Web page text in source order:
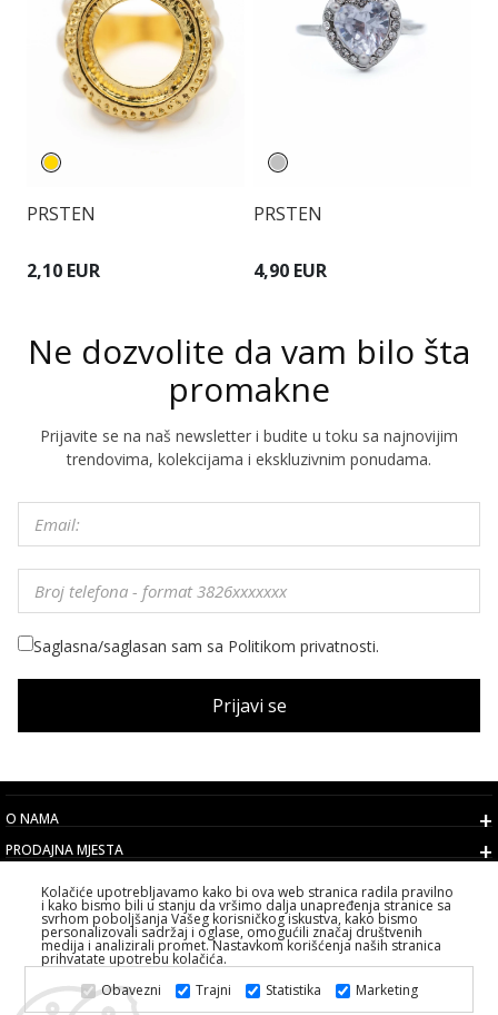
PRSTEN
2,10 EUR
PRSTEN
4,90 EUR
Ne dozvolite da vam bilo šta
promakne
Prijavite se na naš newsletter i budite u toku sa najnovijim
trendovima, kolekcijama i ekskluzivnim ponudama.
Saglasna/saglasan sam sa Politikom privatnosti.
Prijavi se
O NAMA
PRODAJNA MJESTA
KORISNIČKI SERVIS
IZABERITE DRŽAVU
2026 PS FASHION DESIGN DOO
SVA PRAVA ZADRŽANA ALL RIGHTS RESERVED
Kolačiće upotrebljavamo kako bi ova web stranica radila pravilno
i kako bismo bili u stanju da vršimo dalja unapređenja stranice sa
svrhom poboljšanja Vašeg korisničkog iskustva, kako bismo
personalizovali sadržaj i oglase, omogućili značaj društvenih
medija i analizirali promet. Nastavkom korišćenja naših stranica
prihvatate upotrebu kolačića.
Obavezni
Trajni Statistika Marketing